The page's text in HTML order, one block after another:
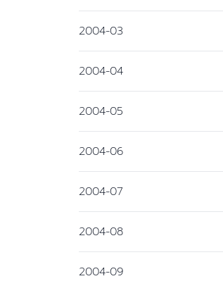
2004-03
2004-04
2004-05
2004-06
2004-07
2004-08
2004-09